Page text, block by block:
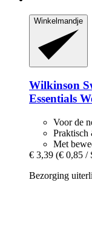
Winkelmandje
Wilkinson
Essentials
Voor de
Praktisch
Met
€ 3,39 (€ 0,85 /
Bezorging